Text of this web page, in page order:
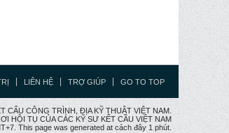
LIÊN HỆ TRỢ GIÚP GO TO TOP
CẤU CÔNG TRÌNH, ĐỊA KỸ THUẬT VIỆT NAM.
HỘI TỤ CỦA CÁC KỸ SƯ KẾT CÂU VIỆT NAM
This page was generated at cách đây 1 phút.